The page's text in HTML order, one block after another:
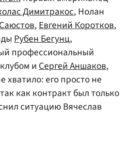
Димитракос, Нолан
,Евгений Коротков,
Рубен Бегунц,
профессиональный
иСергей Аншаков,
хватило: его просто не
как контракт был только
ситуацию Вячеслав